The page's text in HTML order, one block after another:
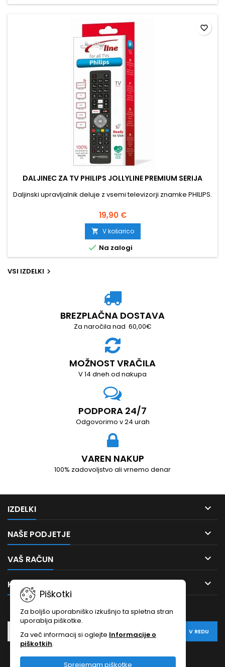
DALJINEC ZA TV PHILIPS JOLLYLINE PREMIUM SERIJA
Daljinski upravljalnik deluje z vsemi televizorji znamke PHILIPS.
19,90 €
 V košarico
 Na zalogi
favorite_border
VSI IZDELKI 
BREZPLAČNA DOSTAVA
Za naročila nad 60,00€
MOŽNOST VRAČILA
V 14 dneh od nakupa
PODPORA 24/7
Odgovorimo v 24 urah
VAREN NAKUP
100% zadovoljstvo ali vrnemo denar
IZDELKI 
NAŠE PODJETJE 
VAŠ RAČUN 
KONTAKT 
Piškotki
Za boljšo uporabniško izkušnjo ta spletna stran
uporablja piškotke.
Za več informacij si oglejte Informacije o
piškotkih.
Sprejemam piškotke
OBVESTILA:
Facebook